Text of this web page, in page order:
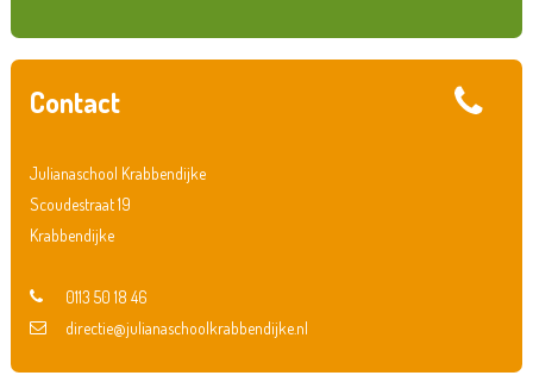
Contact
Julianaschool Krabbendijke
Scoudestraat 19
Krabbendijke
0113 50 18 46
directie@julianaschoolkrabbendijke.nl